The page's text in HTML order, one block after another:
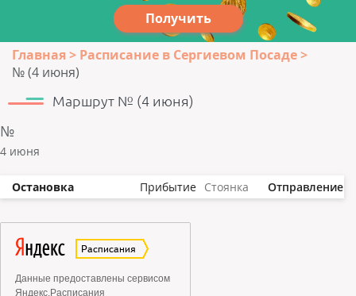
Получить
Главная
Расписание в Сергиевом Посаде
№ (4 июня)
Маршрут № (4 июня)
№
4 июня
Остановка Прибытие Стоянка Отправление